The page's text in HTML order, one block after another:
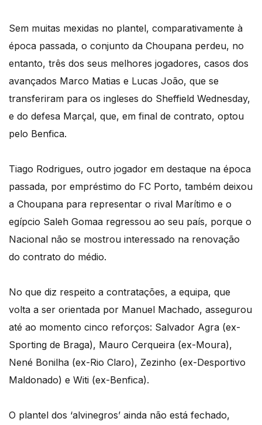
Sem muitas mexidas no plantel, comparativamente à
época passada, o conjunto da Choupana perdeu, no
entanto, três dos seus melhores jogadores, casos dos
avançados Marco Matias e Lucas João, que se
transferiram para os ingleses do Sheffield Wednesday,
e do defesa Marçal, que, em final de contrato, optou
pelo Benfica.
Tiago Rodrigues, outro jogador em destaque na época
passada, por empréstimo do FC Porto, também deixou
a Choupana para representar o rival Marítimo e o
egípcio Saleh Gomaa regressou ao seu país, porque o
Nacional não se mostrou interessado na renovação
do contrato do médio.
No que diz respeito a contratações, a equipa, que
volta a ser orientada por Manuel Machado, assegurou
até ao momento cinco reforços: Salvador Agra (ex-
Sporting de Braga), Mauro Cerqueira (ex-Moura),
Nené Bonilha (ex-Rio Claro), Zezinho (ex-Desportivo
Maldonado) e Witi (ex-Benfica).
O plantel dos ‘alvinegros’ ainda não está fechado,